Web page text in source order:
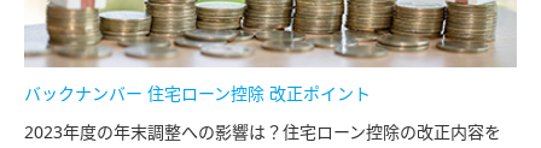
バックナンバー 住宅ローン控除 改正ポイント
2023年度の年末調整への影響は？住宅ローン控除の改正内容を